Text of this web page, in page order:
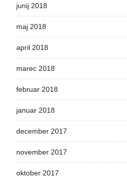
junij 2018
maj 2018
april 2018
marec 2018
februar 2018
januar 2018
december 2017
november 2017
oktober 2017